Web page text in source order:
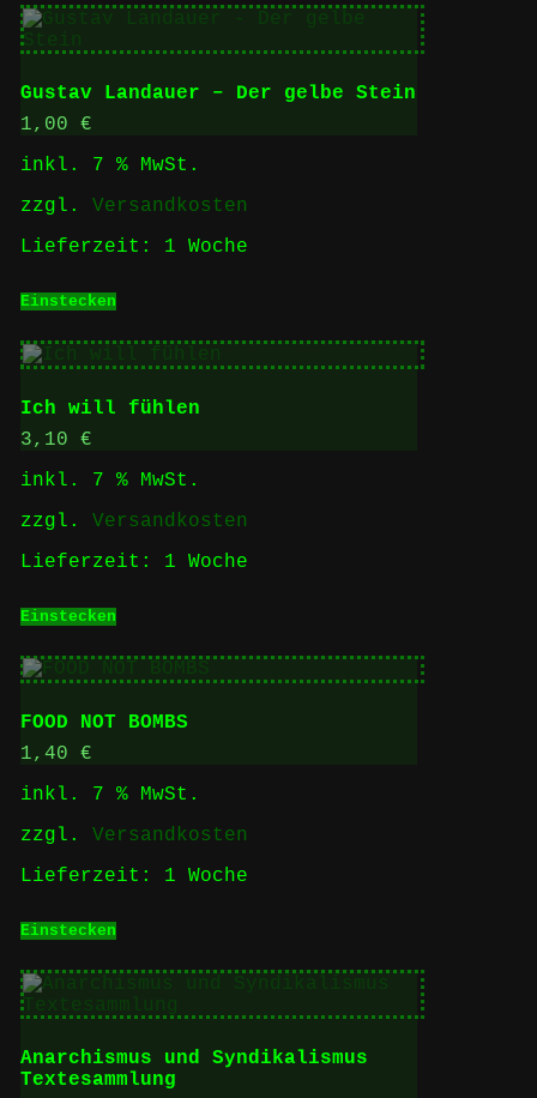
Gustav Landauer – Der gelbe Stein
1,00 €
inkl. 7 % MwSt.
zzgl. Versandkosten
Lieferzeit: 1 Woche
Einstecken
Ich will fühlen
3,10 €
inkl. 7 % MwSt.
zzgl. Versandkosten
Lieferzeit: 1 Woche
Einstecken
FOOD NOT BOMBS
1,40 €
inkl. 7 % MwSt.
zzgl. Versandkosten
Lieferzeit: 1 Woche
Einstecken
Anarchismus und Syndikalismus
Textesammlung